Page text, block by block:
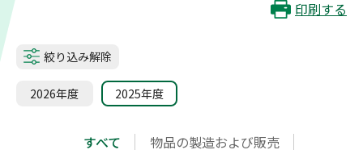
印刷する
絞り込み解除
2026年度 2025年度
すべて
物品の製造および販売